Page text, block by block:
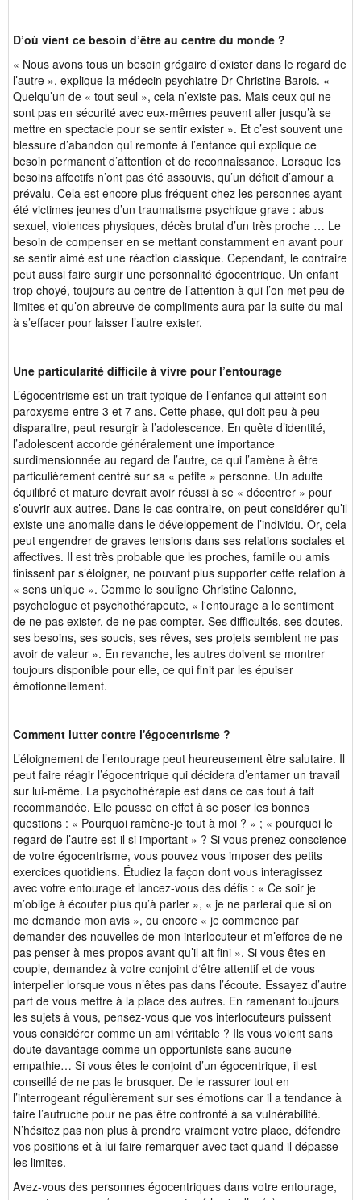
D’où vient ce besoin d’être au centre du monde ?
« Nous avons tous un besoin grégaire d’exister dans le regard de
l’autre », explique la médecin psychiatre Dr Christine Barois. «
Quelqu’un de « tout seul », cela n’existe pas. Mais ceux qui ne
sont pas en sécurité avec eux-mêmes peuvent aller jusqu’à se
mettre en spectacle pour se sentir exister ». Et c’est souvent une
blessure d’abandon qui remonte à l’enfance qui explique ce
besoin permanent d’attention et de reconnaissance. Lorsque les
besoins affectifs n’ont pas été assouvis, qu’un déficit d’amour a
prévalu. Cela est encore plus fréquent chez les personnes ayant
été victimes jeunes d’un traumatisme psychique grave : abus
sexuel, violences physiques, décès brutal d’un très proche … Le
besoin de compenser en se mettant constamment en avant pour
se sentir aimé est une réaction classique. Cependant, le contraire
peut aussi faire surgir une personnalité égocentrique. Un enfant
trop choyé, toujours au centre de l’attention à qui l’on met peu de
limites et qu’on abreuve de compliments aura par la suite du mal
à s’effacer pour laisser l’autre exister.
Une particularité difficile à vivre pour l’entourage
L’égocentrisme est un trait typique de l’enfance qui atteint son
paroxysme entre 3 et 7 ans. Cette phase, qui doit peu à peu
disparaitre, peut resurgir à l’adolescence. En quête d’identité,
l’adolescent accorde généralement une importance
surdimensionnée au regard de l’autre, ce qui l’amène à être
particulièrement centré sur sa « petite » personne. Un adulte
équilibré et mature devrait avoir réussi à se « décentrer » pour
s’ouvrir aux autres. Dans le cas contraire, on peut considérer qu’il
existe une anomalie dans le développement de l’individu. Or, cela
peut engendrer de graves tensions dans ses relations sociales et
affectives. Il est très probable que les proches, famille ou amis
finissent par s’éloigner, ne pouvant plus supporter cette relation à
« sens unique ». Comme le souligne Christine Calonne,
psychologue et psychothérapeute, « l'entourage a le sentiment
de ne pas exister, de ne pas compter. Ses difficultés, ses doutes,
ses besoins, ses soucis, ses rêves, ses projets semblent ne pas
avoir de valeur ». En revanche, les autres doivent se montrer
toujours disponible pour elle, ce qui finit par les épuiser
émotionnellement.
Comment lutter contre l'égocentrisme ?
L’éloignement de l’entourage peut heureusement être salutaire. Il
peut faire réagir l’égocentrique qui décidera d’entamer un travail
sur lui-même. La psychothérapie est dans ce cas tout à fait
recommandée. Elle pousse en effet à se poser les bonnes
questions : « Pourquoi ramène-je tout à moi ? » ; « pourquoi le
regard de l’autre est-il si important » ? Si vous prenez conscience
de votre égocentrisme, vous pouvez vous imposer des petits
exercices quotidiens. Étudiez la façon dont vous interagissez
avec votre entourage et lancez-vous des défis : « Ce soir je
m’oblige à écouter plus qu’à parler », « je ne parlerai que si on
me demande mon avis », ou encore « je commence par
demander des nouvelles de mon interlocuteur et m’efforce de ne
pas penser à mes propos avant qu’il ait fini ». Si vous êtes en
couple, demandez à votre conjoint d‘être attentif et de vous
interpeller lorsque vous n’êtes pas dans l’écoute. Essayez d’autre
part de vous mettre à la place des autres. En ramenant toujours
les sujets à vous, pensez-vous que vos interlocuteurs puissent
vous considérer comme un ami véritable ? Ils vous voient sans
doute davantage comme un opportuniste sans aucune
empathie… Si vous êtes le conjoint d’un égocentrique, il est
conseillé de ne pas le brusquer. De le rassurer tout en
l’interrogeant régulièrement sur ses émotions car il a tendance à
faire l’autruche pour ne pas être confronté à sa vulnérabilité.
N’hésitez pas non plus à prendre vraiment votre place, défendre
vos positions et à lui faire remarquer avec tact quand il dépasse
les limites.
Avez-vous des personnes égocentriques dans votre entourage,